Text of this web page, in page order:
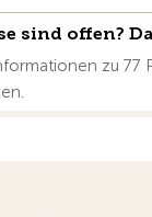
sind offen?
zu 77